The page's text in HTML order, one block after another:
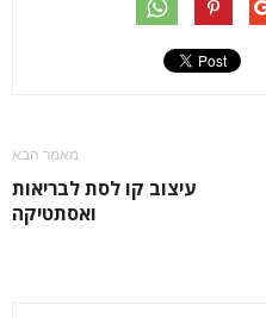
מאמר הבא
עיצוב קו לסת לבריאות
ואסתטיקה